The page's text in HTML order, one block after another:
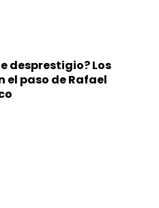
desprestigio? Los
el paso de Rafael